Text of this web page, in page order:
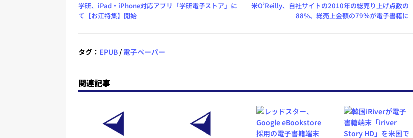
学研、iPad・iPhone対応アプリ「学研電子ストア」に
て【お江特集】開始
米O’Reilly、自社サイトの2010年の総売り上げ点数の
88%、総売上金額の79％が電子書籍に
タグ： EPUB / 電子ペーパー
関連記事